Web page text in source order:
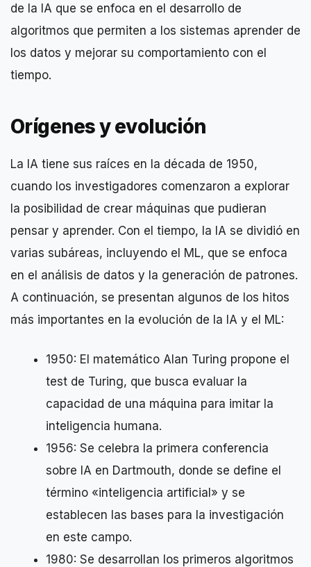
de la IA que se enfoca en el desarrollo de
algoritmos que permiten a los sistemas aprender de
los datos y mejorar su comportamiento con el
tiempo.
Orígenes y evolución
La IA tiene sus raíces en la década de 1950,
cuando los investigadores comenzaron a explorar
la posibilidad de crear máquinas que pudieran
pensar y aprender. Con el tiempo, la IA se dividió en
varias subáreas, incluyendo el ML, que se enfoca
en el análisis de datos y la generación de patrones.
A continuación, se presentan algunos de los hitos
más importantes en la evolución de la IA y el ML:
1950: El matemático Alan Turing propone el
test de Turing, que busca evaluar la
capacidad de una máquina para imitar la
inteligencia humana.
1956: Se celebra la primera conferencia
sobre IA en Dartmouth, donde se define el
término «inteligencia artificial» y se
establecen las bases para la investigación
en este campo.
1980: Se desarrollan los primeros algoritmos